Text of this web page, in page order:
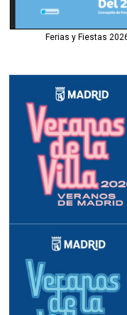
Ferias y Fiestas